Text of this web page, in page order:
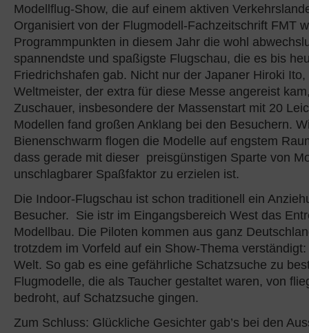
Modellflug-Show, die auf einem aktiven
Organisiert von der Flugmodell-Fachzeitschrift FMT
Programmpunkten in diesem Jahr die wohl
spannendste und spaßigste Flugschau, die es bis
Friedrichshafen gab. Nicht nur der Japaner Hiroki
Weltmeister, der extra für diese Messe angereist
Zuschauer, insbesondere der Massenstart mit 20
Modellen fand großen Anklang bei den Besuchern.
Bienenschwarm flogen die Modelle auf engstem
dass gerade mit dieser preisgünstigen Sparte von
unschlagbarer Spaßfaktor zu erzielen ist.
Die Indoor-Flugschau ist schon traditionell ein
Besucher. Sie istr im Eingangsbereich West das
Modellbau. Die Piloten kommen aus ganz
trotzdem im Vorfeld auf ein Show-Thema
Welt. So gab es eine gefährliche Schatzsuche zu
Flugmodelle, die als Taucher gestaltet waren, von
bedroht, auf Schatzsuche gingen.
Zum Schluss: Glückliche Gesichter gab’s bei den